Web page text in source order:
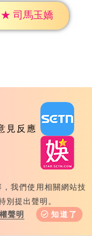
★ 司馬玉嬌
見反應
All Rights
區舊宗路一段159
我們使用相關網站技
別提出聲明。
聲明
知道了